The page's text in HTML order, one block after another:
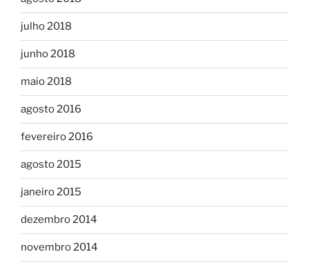
julho 2018
junho 2018
maio 2018
agosto 2016
fevereiro 2016
agosto 2015
janeiro 2015
dezembro 2014
novembro 2014